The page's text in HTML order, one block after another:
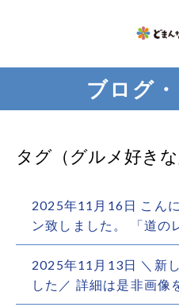
ブログ
タグ（グルメ好き
2025年11月16日 こん
ン致しました。 「道の
2025年11月13日 ＼新
した／ 詳細は是非画像